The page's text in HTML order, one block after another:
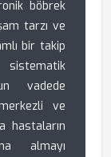
böbrek
tarzı ve
bir takip
vadede
ve
hastaların
almayı